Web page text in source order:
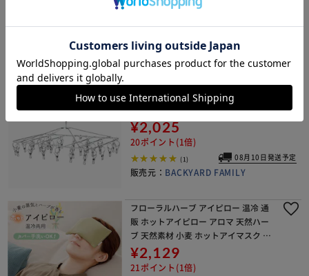
下 POSH LIVING ポッシュリ
販売元：BACKYARD FAMILY
2ピンチ 通販 ハンガーピンチ ステンレ
スピンチハンガー オールステンレスハ
ンガー 洗濯干し 角ハンガー 洗濯バサ
ミハンガー 折りたたみ 洗濯物干し 洗
¥2,025
20ポイント(1倍)
(1) 08月10日発送予定
販売元： BACKYARD FAMILY
フローラルハーブ アイピロー 温冷 通
販 ホットアイピロー アロマ 天然ハー
ブ 天然素材 小麦 ホットアイマスク 繰
り返し ホット 電子レンジ クール 冷蔵
庫 アイケア用品 リラクゼーショング
¥2,129
21ポイント(1倍)